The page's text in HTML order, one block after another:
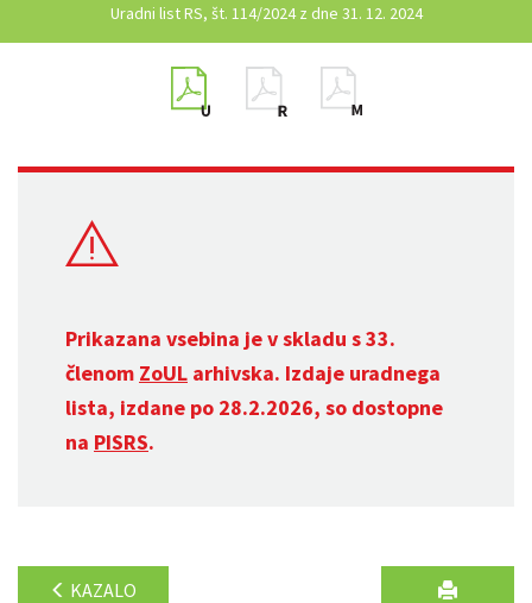
Uradni list RS, št. 114/2024 z dne 31. 12. 2024
Prikazana vsebina je v skladu s 33.
členom ZoUL arhivska. Izdaje uradnega
lista, izdane po 28.2.2026, so dostopne
na PISRS.
KAZALO